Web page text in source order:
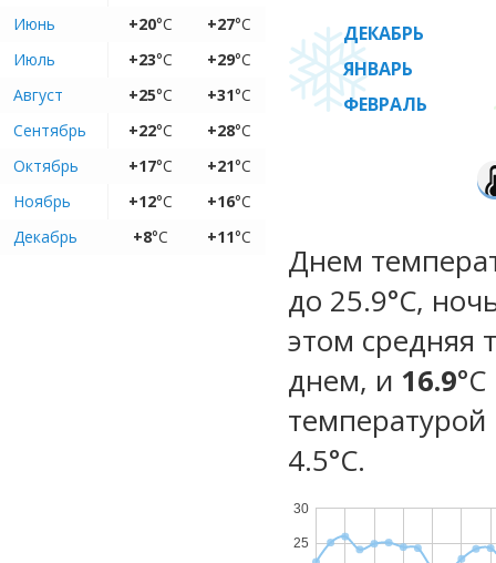
Июнь
+20°C +27°C
Июль
+23°C +29°C
Август
+25°C +31°C
Сентябрь
+22°C +28°C
Октябрь
+17°C +21°C
Ноябрь
+12°C +16°C
Декабрь
+8°C +11°C
ДЕКАБРЬ
ЯНВАРЬ
ФЕВРАЛЬ
Днем
до 25.9°C,
этом средняя
днем, и 16.9
температурой
4.5°С.
25
30